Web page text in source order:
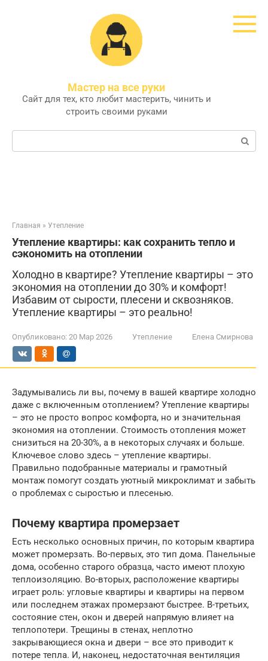
Мастер на все руки
Сайт для тех, кто любит мастерить, чинить и
строить своими руками
Поиск:
Главная » Утепление
Утепление квартиры: как сохранить тепло и
сэкономить на отоплении
Холодно в квартире? Утепление квартиры – это
экономия на отоплении до 30% и комфорт!
Избавим от сырости, плесени и сквозняков.
Утепление квартиры – это реально!
Опубликовано: 20 Мар 2026 Утепление Елена Смирнова
Задумывались ли вы, почему в вашей квартире холодно
даже с включенным отоплением? Утепление квартиры
– это не просто вопрос комфорта, но и значительная
экономия на отоплении. Стоимость отопления может
снизиться на 20-30%, а в некоторых случаях и больше.
Ключевое слово здесь – утепление квартиры.
Правильно подобранные материалы и грамотный
монтаж помогут создать уютный микроклимат и забыть
о проблемах с сыростью и плесенью.
Почему квартира промерзает
Есть несколько основных причин, по которым квартира
может промерзать. Во-первых, это тип дома. Панельные
дома, особенно старого образца, часто имеют плохую
теплоизоляцию. Во-вторых, расположение квартиры
играет роль: угловые квартиры и квартиры на первом
или последнем этажах промерзают быстрее. В-третьих,
состояние стен, окон и дверей напрямую влияет на
теплопотери. Трещины в стенах, неплотно
закрывающиеся окна и двери – все это приводит к
потере тепла. И, наконец, недостаточная вентиляция